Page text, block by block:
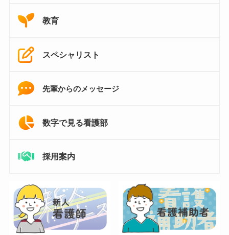
教育
スペシャリスト
先輩からのメッセージ
数字で見る看護部
採用案内